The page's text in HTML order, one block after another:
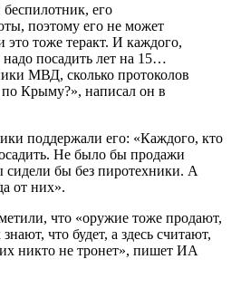
его
поэтому его не может
тоже теракт. И каждого,
посадить лет на 15…
МВД, сколько протоколов
Крыму?», написал он в
поддержали его: «Каждого, кто
Не было бы продажи
бы без пиротехники. А
от них».
что «оружие тоже продают,
что будет, а здесь считают,
никто не тронет», пишет ИА